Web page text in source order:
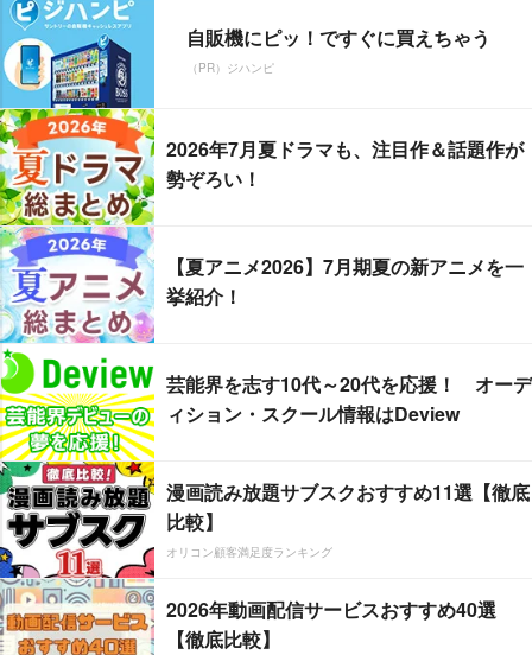
自販機にピッ！ですぐに買えちゃう
（PR）ジハンピ
2026年7月夏ドラマも、注目作＆話題作が
勢ぞろい！
【夏アニメ2026】7月期夏の新アニメを一
挙紹介！
芸能界を志す10代～20代を応援！ オーデ
ィション・スクール情報はDeview
漫画読み放題サブスクおすすめ11選【徹底
比較】
オリコン顧客満足度ランキング
2026年動画配信サービスおすすめ40選
【徹底比較】